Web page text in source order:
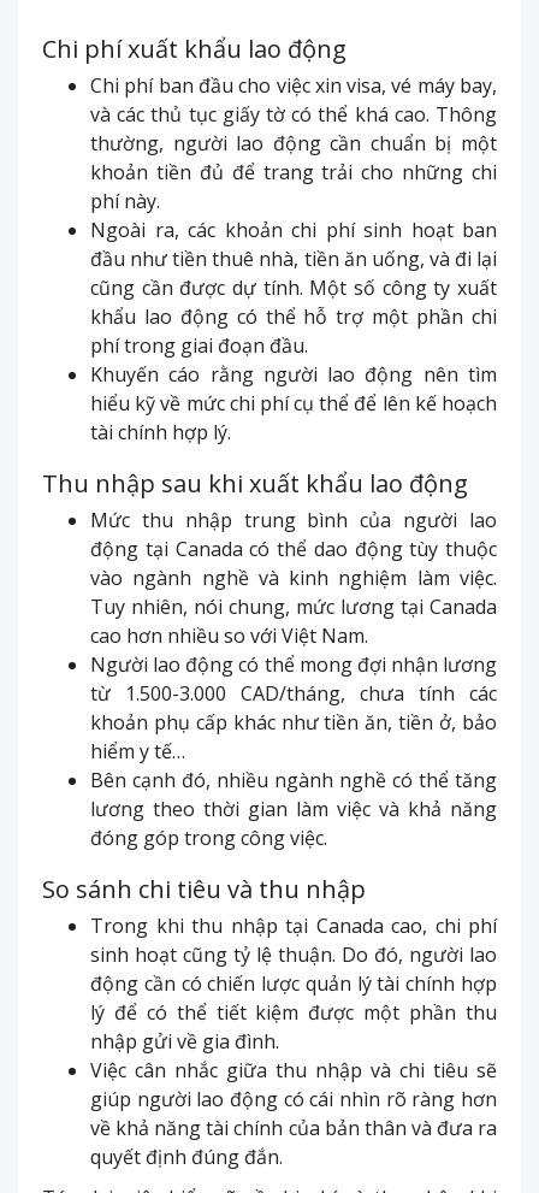
Chi phí xuất khẩu lao động
Chi phí ban đầu cho việc xin visa, vé máy bay,
và các thủ tục giấy tờ có thể khá cao. Thông
thường, người lao động cần chuẩn bị một
khoản tiền đủ để trang trải cho những chi
phí này.
Ngoài ra, các khoản chi phí sinh hoạt ban
đầu như tiền thuê nhà, tiền ăn uống, và đi lại
cũng cần được dự tính. Một số công ty xuất
khẩu lao động có thể hỗ trợ một phần chi
phí trong giai đoạn đầu.
Khuyến cáo rằng người lao động nên tìm
hiểu kỹ về mức chi phí cụ thể để lên kế hoạch
tài chính hợp lý.
Thu nhập sau khi xuất khẩu lao động
Mức thu nhập trung bình của người lao
động tại Canada có thể dao động tùy thuộc
vào ngành nghề và kinh nghiệm làm việc.
Tuy nhiên, nói chung, mức lương tại Canada
cao hơn nhiều so với Việt Nam.
Người lao động có thể mong đợi nhận lương
từ 1.500-3.000 CAD/tháng, chưa tính các
khoản phụ cấp khác như tiền ăn, tiền ở, bảo
hiểm y tế…
Bên cạnh đó, nhiều ngành nghề có thể tăng
lương theo thời gian làm việc và khả năng
đóng góp trong công việc.
So sánh chi tiêu và thu nhập
Trong khi thu nhập tại Canada cao, chi phí
sinh hoạt cũng tỷ lệ thuận. Do đó, người lao
động cần có chiến lược quản lý tài chính hợp
lý để có thể tiết kiệm được một phần thu
nhập gửi về gia đình.
Việc cân nhắc giữa thu nhập và chi tiêu sẽ
giúp người lao động có cái nhìn rõ ràng hơn
về khả năng tài chính của bản thân và đưa ra
quyết định đúng đắn.